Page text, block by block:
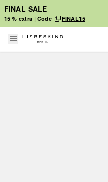
FINAL SALE
15 % extra | Code FINAL15